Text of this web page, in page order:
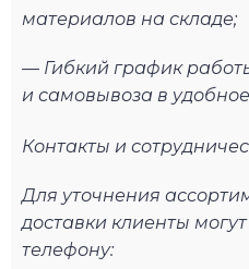
материалов на складе;
— Гибкий график
и самовывоза в
Контакты и
Для уточнения
доставки клиенты
телефону: